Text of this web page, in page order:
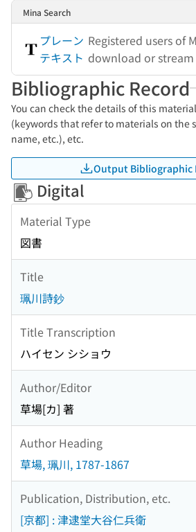
Mina Search
プレーン
テキスト
Registered users of
download or
Bibliographic Record
You can check the details of this
(keywords that refer to materials on the
name, etc.), etc.
Output Bibliographic
Digital
Material Type
図書
Title
珮川詩鈔
Title Transcription
ハイセン シショウ
Author/Editor
草場[カ] 著
Author Heading
草場, 珮川, 1787-1867
Publication, Distribution, etc.
[京都] : 津逮堂大谷仁兵衛